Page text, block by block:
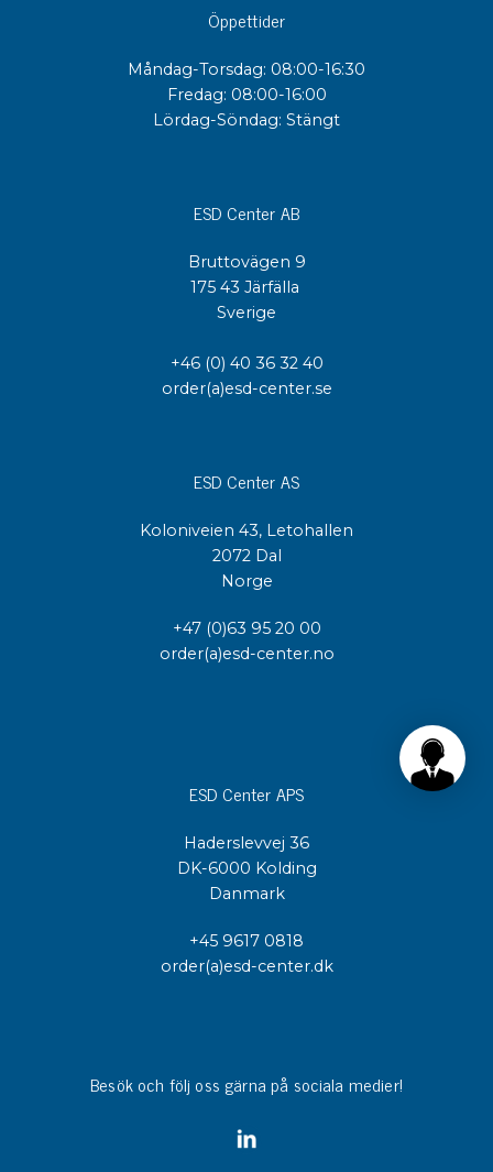
Öppettider
Måndag-Torsdag: 08:00-16:30
Fredag: 08:00-16:00
Lördag-Söndag: Stängt
ESD Center AB
Bruttovägen 9
175 43 Järfälla
Sverige
+46 (0) 40 36 32 40
order(a)esd-center.se
ESD Center AS
Koloniveien 43, Letohallen
2072 Dal
Norge
+47 (0)63 95 20 00
order(a)esd-center.no
ESD Center APS
Haderslevvej 36
DK-6000 Kolding
Danmark
+45 9617 0818
order(a)esd-center.dk
Besök och följ oss gärna på sociala medier!